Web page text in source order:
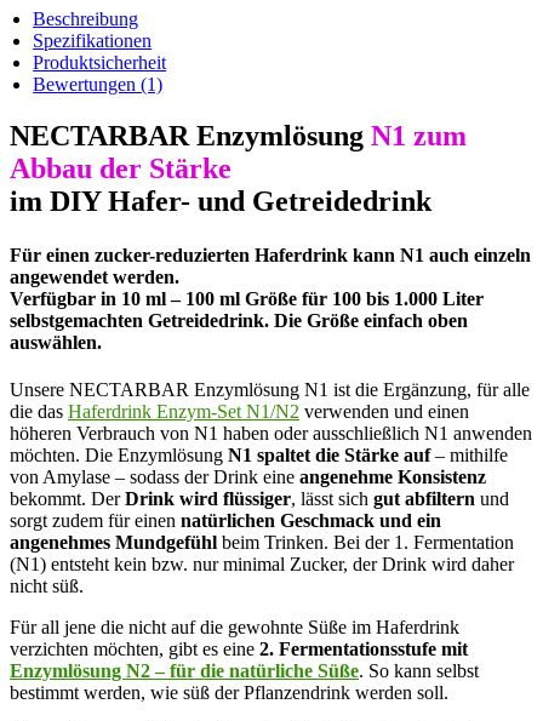
Stärke
quantity
Beschreibung
Spezifikationen
Produktsicherheit
Bewertungen(1)
NECTARBAR Enzymlösung N1 zum
Abbau der Stärke
im DIY Hafer- und Getreidedrink
Für einen zucker-reduzierten Haferdrink kann N1 auch einzeln
angewendet werden.
Verfügbar in 10 ml – 100 ml Größe für 100 bis 1.000 Liter
selbstgemachten Getreidedrink. Die Größe einfach oben
auswählen.
Unsere NECTARBAR Enzymlösung N1 ist die Ergänzung, für alle
die das Haferdrink Enzym-Set N1/N2 verwenden und einen
höheren Verbrauch von N1 haben oder ausschließlich N1 anwenden
möchten. Die Enzymlösung N1 spaltet die Stärke auf– mithilfe
von Amylase – sodass der Drink eine angenehme Konsistenz
bekommt. DerDrink wird flüssiger, lässt sich gut abfiltern und
sorgt zudem für einen natürlichen Geschmack und ein
angenehmes Mundgefühl beim Trinken. Bei der 1. Fermentation
(N1) entsteht kein bzw. nur minimal Zucker, der Drink wird daher
nicht süß.
Für all jene die nicht auf die gewohnte Süße im Haferdrink
verzichten möchten, gibt es eine 2. Fermentationsstufe mit
Enzymlösung N2 – für die natürliche Süße. So kann selbst
bestimmt werden, wie süß der Pflanzendrink werden soll.